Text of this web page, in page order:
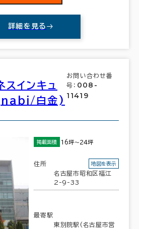
詳細を見る
スインキュ
(nabi/白金)
お問い合わせ番
号： 008-
11419
掲載面積 16坪～24坪
住所
名古屋市昭和区福江
2-9-33
地図を表示
最寄駅
東別院駅(名古屋市営